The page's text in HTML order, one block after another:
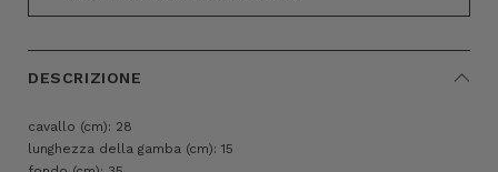
DESCRIZIONE
cavallo (cm): 28
lunghezza della gamba (cm): 15